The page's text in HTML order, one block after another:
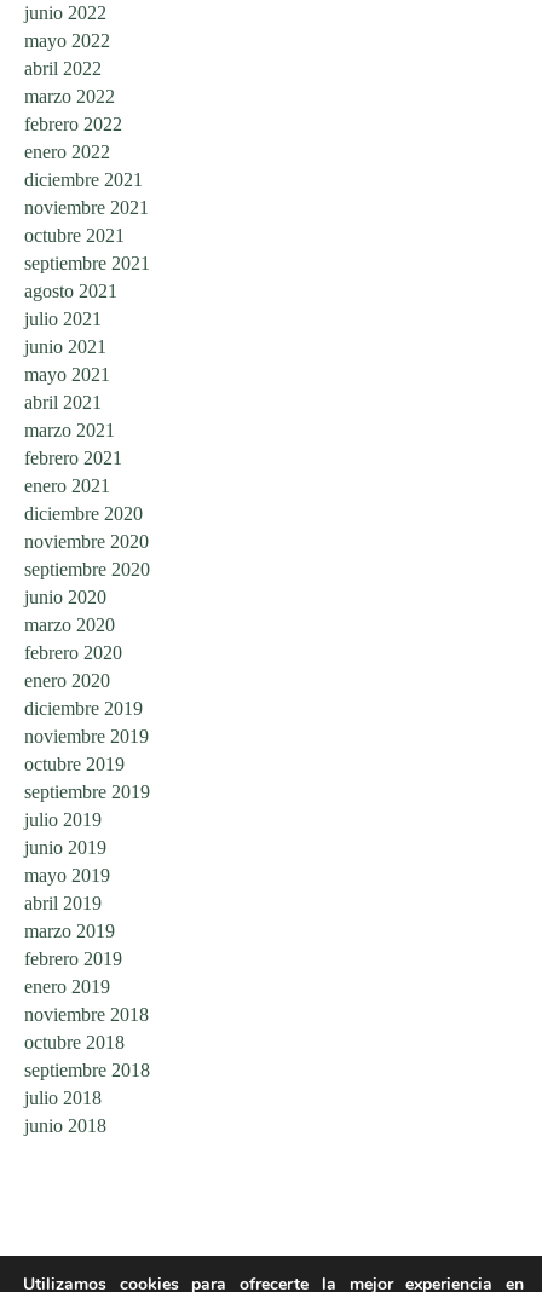
junio 2022
mayo 2022
abril 2022
marzo 2022
febrero 2022
enero 2022
diciembre 2021
noviembre 2021
octubre 2021
septiembre 2021
agosto 2021
julio 2021
junio 2021
mayo 2021
abril 2021
marzo 2021
febrero 2021
enero 2021
diciembre 2020
noviembre 2020
septiembre 2020
junio 2020
marzo 2020
febrero 2020
enero 2020
diciembre 2019
noviembre 2019
octubre 2019
septiembre 2019
julio 2019
junio 2019
mayo 2019
abril 2019
marzo 2019
febrero 2019
enero 2019
noviembre 2018
octubre 2018
septiembre 2018
julio 2018
junio 2018
Utilizamos cookies para ofrecerte la mejor experiencia en